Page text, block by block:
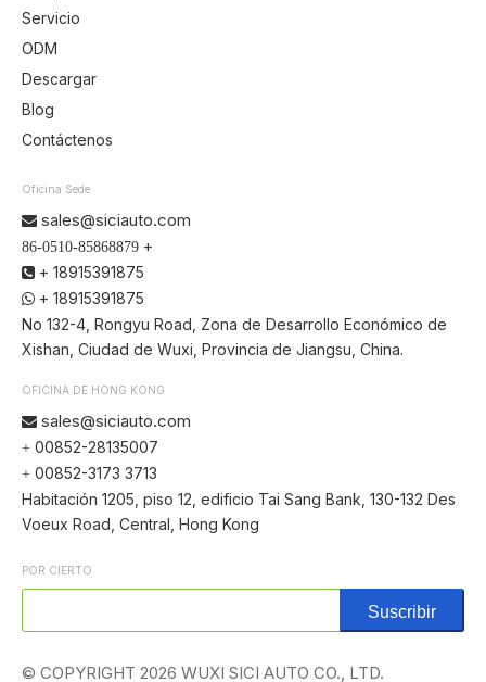
Servicio
ODM
Descargar
Blog
Contáctenos
Oficina Sede
 sales@siciauto.com
86-0510-85868879 +
 + 18915391875
 + 18915391875
No 132-4, Rongyu Road, Zona de Desarrollo Económico de
Xishan, Ciudad de Wuxi, Provincia de Jiangsu, China.
OFICINA DE HONG KONG
 sales@siciauto.com
+ 00852-28135007
+ 00852-3173 3713
Habitación 1205, piso 12, edificio Tai Sang Bank, 130-132 Des
Voeux Road, Central, Hong Kong
POR CIERTO
Suscribir
© COPYRIGHT 2026 WUXI SICI AUTO CO., LTD.